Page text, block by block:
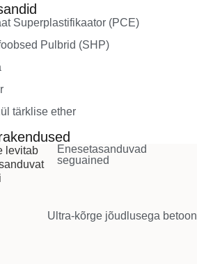
Superplastifikaator (PCE)
Pulbrid (SHP)
tärklise ether
Enesetasanduvad
seguained
Ultra-kõrge jõudlusega betoon